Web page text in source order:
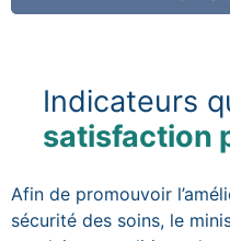
Indicateurs
satisfaction
Afin de promouvoir
sécurité des soins, le